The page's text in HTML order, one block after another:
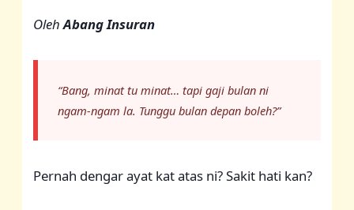
OlehAbang Insuran
“Bang, minat tu minat… tapi gaji bulan ni
ngam-ngam la. Tunggu bulan depan boleh?”
Pernah dengar ayat kat atas ni? Sakit hati kan?